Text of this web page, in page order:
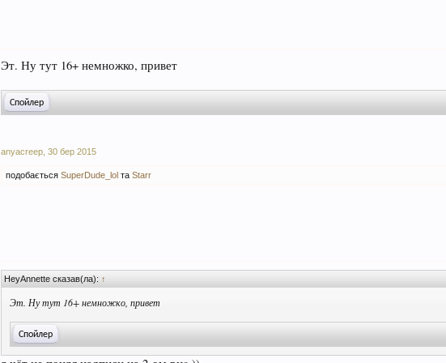
Эт. Ну тут 16+ немножко, привет
anyacreep, 30 бер 2015
подобається SuperDude_lolта Starr
HeyAnnette сказав(ла): ↑
Эт. Ну тут 16+ немножко, привет